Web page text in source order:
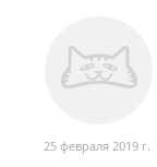
25 февраля 2019 г.